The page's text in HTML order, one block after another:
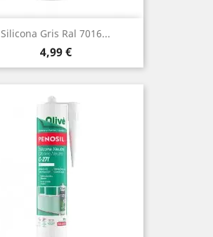
Silicona Gris Ral 7016...
Precio
4,99 €